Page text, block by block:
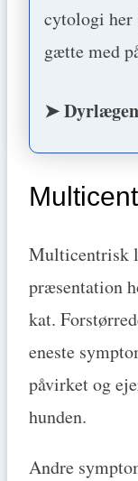
➤
cytologi
gætte med
Multicentrisk
præsentation
kat.
eneste
påvirket og
hunden.
Andre